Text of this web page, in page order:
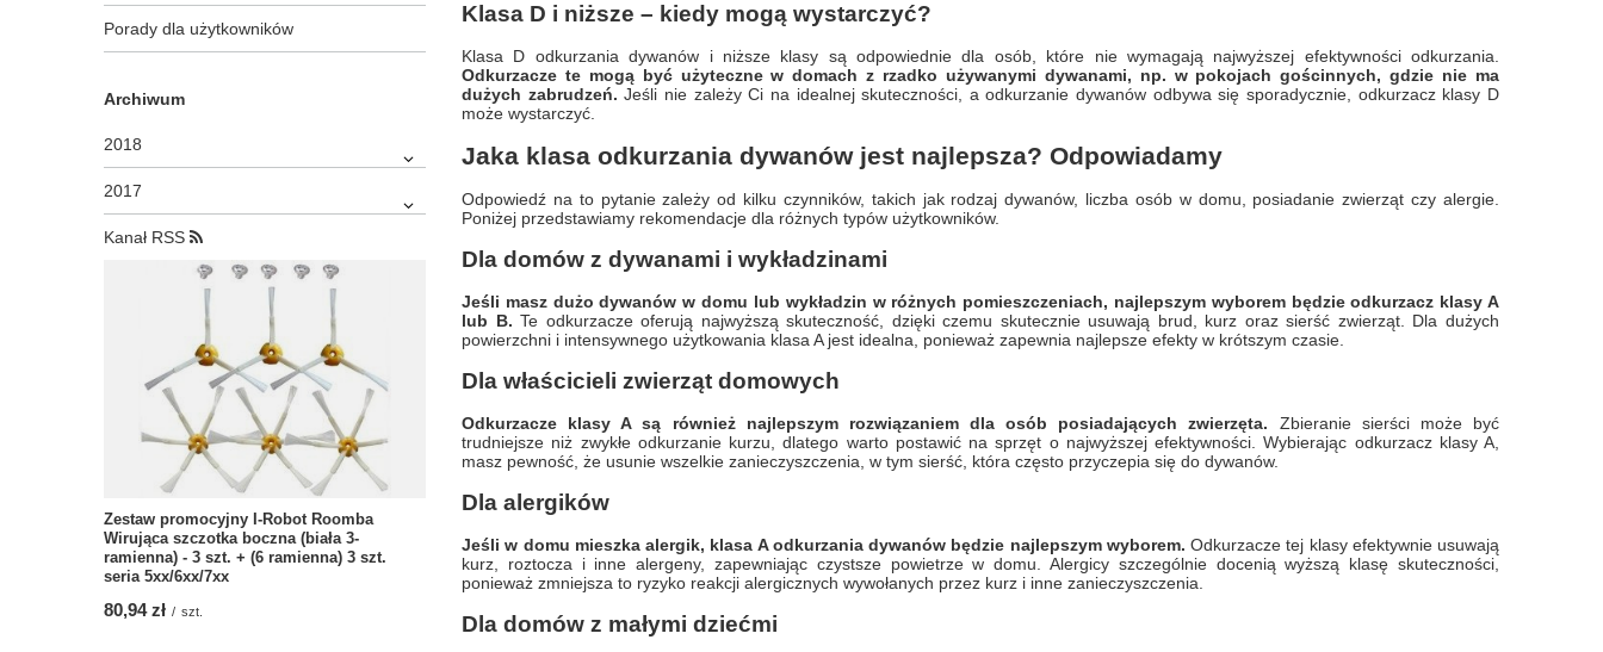
Porady dla użytkowników
Archiwum
2018
2017
Kanał RSS
Zestaw promocyjny I-Robot Roomba
Wirująca szczotka boczna (biała 3-
ramienna) - 3 szt. + (6 ramienna) 3 szt.
seria 5xx/6xx/7xx
80,94 zł / szt.
Klasa D i niższe – kiedy mogą wystarczyć?
Klasa D odkurzania dywanów i niższe klasy są odpowiednie dla osób, które nie wymagają najwyższej efektywności odkurzania.
Odkurzacze te mogą być użyteczne w domach z rzadko używanymi dywanami, np. w pokojach gościnnych, gdzie nie ma
dużych zabrudzeń. Jeśli nie zależy Ci na idealnej skuteczności, a odkurzanie dywanów odbywa się sporadycznie, odkurzacz klasy D
może wystarczyć.
Jaka klasa odkurzania dywanów jest najlepsza? Odpowiadamy
Odpowiedź na to pytanie zależy od kilku czynników, takich jak rodzaj dywanów, liczba osób w domu, posiadanie zwierząt czy alergie.
Poniżej przedstawiamy rekomendacje dla różnych typów użytkowników.
Dla domów z dywanami i wykładzinami
Jeśli masz dużo dywanów w domu lub wykładzin w różnych pomieszczeniach, najlepszym wyborem będzie odkurzacz klasy A
lub B. Te odkurzacze oferują najwyższą skuteczność, dzięki czemu skutecznie usuwają brud, kurz oraz sierść zwierząt. Dla dużych
powierzchni i intensywnego użytkowania klasa A jest idealna, ponieważ zapewnia najlepsze efekty w krótszym czasie.
Dla właścicieli zwierząt domowych
Odkurzacze klasy A są również najlepszym rozwiązaniem dla osób posiadających zwierzęta. Zbieranie sierści może być
trudniejsze niż zwykłe odkurzanie kurzu, dlatego warto postawić na sprzęt o najwyższej efektywności. Wybierając odkurzacz klasy A,
masz pewność, że usunie wszelkie zanieczyszczenia, w tym sierść, która często przyczepia się do dywanów.
Dla alergików
Jeśli w domu mieszka alergik, klasa A odkurzania dywanów będzie najlepszym wyborem. Odkurzacze tej klasy efektywnie usuwają
kurz, roztocza i inne alergeny, zapewniając czystsze powietrze w domu. Alergicy szczególnie docenią wyższą klasę skuteczności,
ponieważ zmniejsza to ryzyko reakcji alergicznych wywołanych przez kurz i inne zanieczyszczenia.
Dla domów z małymi dziećmi